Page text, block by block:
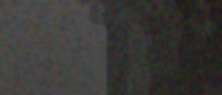
GRAVITE FESTIVAL 2020